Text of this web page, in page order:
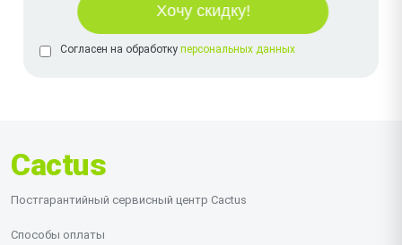
Согласен на обработку персональных данных
Cactus
Постгарантийный сервисный центр Cactus
Способы оплаты